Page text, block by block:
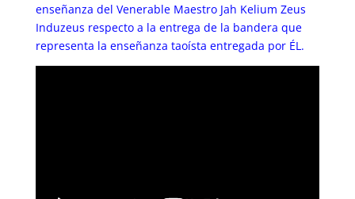
enseñanza del Venerable Maestro Jah Kelium Zeus
Induzeus respecto a la entrega de la bandera que
representa la enseñanza taoísta entregada por ÉL.